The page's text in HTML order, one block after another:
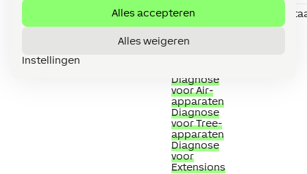
Alles accepteren
Alles weigeren
Instellingen
Online status
Bewegingsmelder
Geeft aan of
het apparaat
Miniserver
Diagnose
voor Air-
apparaten
Diagnose
voor Tree-
apparaten
Diagnose
voor
Extensions